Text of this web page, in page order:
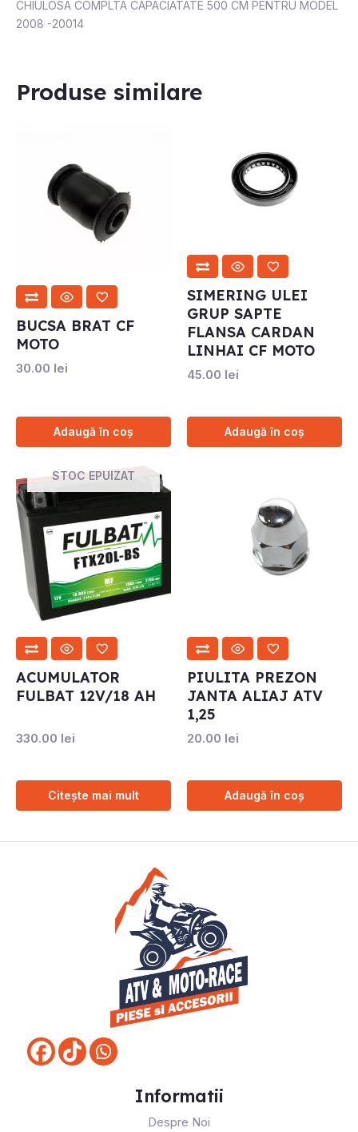
CHIULOSA COMPLTA CAPACIATATE 500 CM PENTRU MODEL
2008 -20014
Produse similare
BUCSA BRAT CF
MOTO
30.00 lei
Adaugă în coș
SIMERING ULEI
GRUP SAPTE
FLANSA CARDAN
LINHAI CF MOTO
45.00 lei
Adaugă în coș
STOC EPUIZAT
ACUMULATOR
FULBAT 12V/18 AH
330.00 lei
Citește mai mult
PIULITA PREZON
JANTA ALIAJ ATV
1,25
20.00 lei
Adaugă în coș
Informatii
Despre Noi